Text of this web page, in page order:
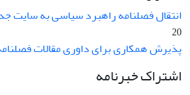
انتقال فصلنامه راهبرد سیاسی به سایت
20
پذیرش همکاری برای داوری مقالات
اشتراک خبرنامه